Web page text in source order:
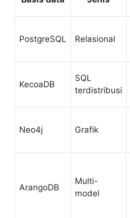
PostgreSQL Relasional
KecoaDB
SQL
terdistribusi
Neo4j Grafik
ArangoDB
Multi-
model